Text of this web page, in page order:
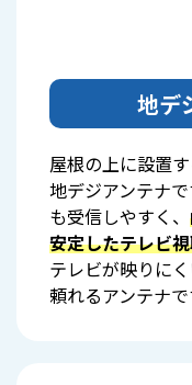
地デ
屋根の上に設置
地デジアンテナ
も受信しやすく、
安定したテレビ
テレビが映りに
頼れるアンテナで